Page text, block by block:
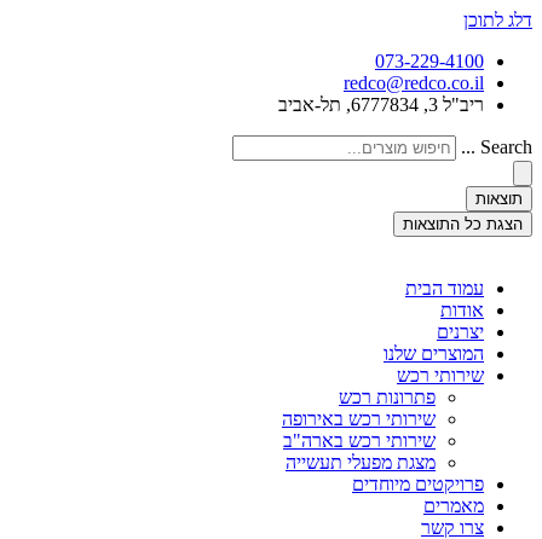
דלג לתוכן
073-229-4100
redco@redco.co.il
ריב"ל 3, 6777834, תל-אביב
Search ...
תוצאות
הצגת כל התוצאות
עמוד הבית
אודות
יצרנים
המוצרים שלנו
שירותי רכש
פתרונות רכש
שירותי רכש באירופה
שירותי רכש בארה"ב
מצגת מפעלי תעשייה
פרויקטים מיוחדים
מאמרים
צרו קשר